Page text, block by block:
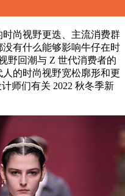
尚视野更迭、主流消费群
有什么能够影响牛仔在时
野回潮与 Z 世代消费者的
的时尚视野宽松廓形和更
师们有关 2022 秋冬季新